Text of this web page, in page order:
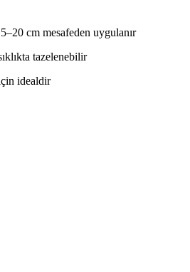
cm mesafeden uygulanır
tazelenebilir
idealdir